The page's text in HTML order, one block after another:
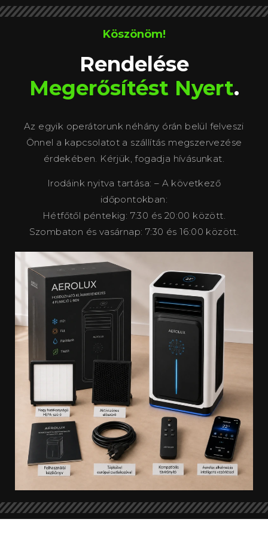
Köszönöm!
Rendelése
Megerősítést Nyert.
Az egyik operátorunk néhány órán belül felveszi
Önnel a kapcsolatot a szállítás megszervezése
érdekében. Kérjük, fogadja hívásunkat.
Irodáink nyitva tartása: – A következő
időpontokban:
Hétfőtől péntekig: 7:30 és 20:00 között.
Szombaton és vasárnap: 7:30 és 16:00 között.